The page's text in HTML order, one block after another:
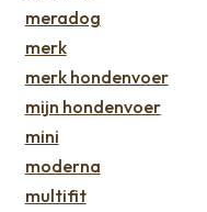
meradog
merk
merk hondenvoer
mijn hondenvoer
mini
moderna
multifit